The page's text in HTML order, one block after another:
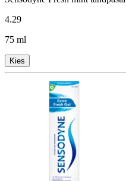
4.29
75 ml
Kies